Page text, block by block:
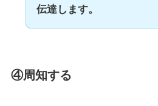
伝達します。
④周知する